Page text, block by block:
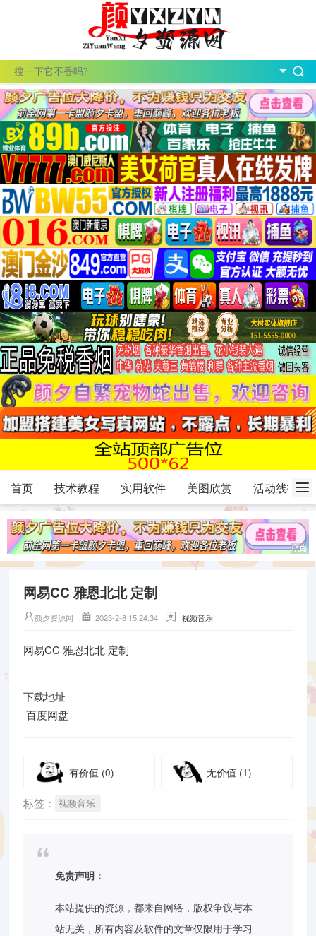
首页 技术教程 实用软件 美图欣赏 活动线报
网易CC 雅恩北北 定制
颜夕资源网 2023-2-8 15:24:34 视频音乐
网易CC 雅恩北北 定制
下载地址
百度网盘
有价值 (0) 无价值 (1)
标签： 视频音乐
免责声明：
本站提供的资源，都来自网络，版权争议与本
站无关，所有内容及软件的文章仅限用于学习